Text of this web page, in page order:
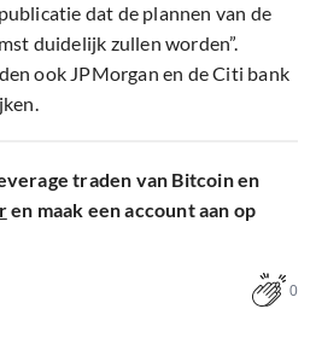
dat de plannen van de
duidelijk zullen worden”.
ook JPMorgan en de Citi bank
traden van Bitcoin en
en maak een account aan op
0